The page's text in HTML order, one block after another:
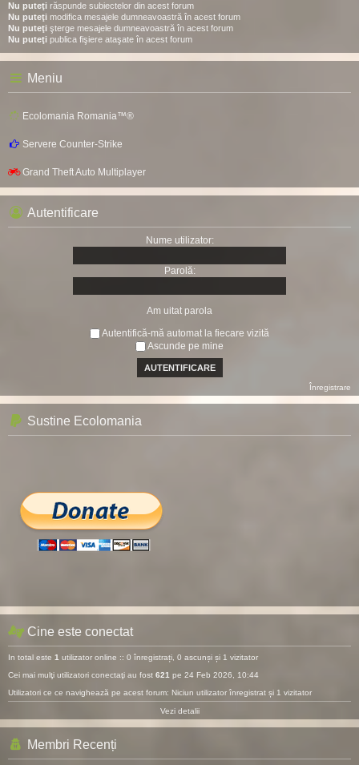
Nu puteţi răspunde subiectelor din acest forum
Nu puteţi modifica mesajele dumneavoastră în acest forum
Nu puteţi şterge mesajele dumneavoastră în acest forum
Nu puteţi publica fişiere ataşate în acest forum
Meniu
Ecolomania Romania™®
Servere Counter-Strike
Grand Theft Auto Multiplayer
Autentificare
Nume utilizator:
Parolă:
Am uitat parola
Autentifică-mă automat la fiecare vizită
Ascunde pe mine
Înregistrare
Sustine Ecolomania
Cine este conectat
In total este 1 utilizator online :: 0 înregistrați, 0 ascunși și 1 vizitator
Cei mai mulţi utilizatori conectaţi au fost 621 pe 24 Feb 2026, 10:44
Utilizatori ce ce navighează pe acest forum: Niciun utilizator înregistrat și 1 vizitator
Vezi detalii
Membri Recenți